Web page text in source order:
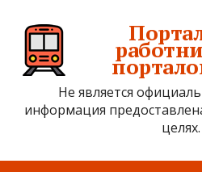
Не является
информация
целях.